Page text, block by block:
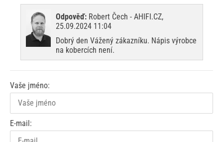
Odpověď: Robert Čech - AHIFI.CZ,
25.09.2024 11:04
Dobrý den Vážený zákazníku. Nápis výrobce
na kobercích není.
Vaše jméno:
E-mail: